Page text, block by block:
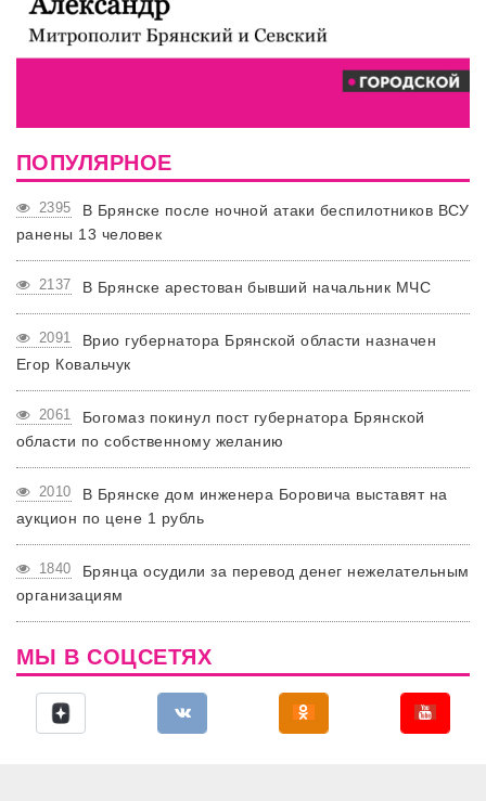
ПОПУЛЯРНОЕ
2395
В Брянске после ночной атаки беспилотников ВСУ
ранены 13 человек
2137 В Брянске арестован бывший начальник МЧС
2091
Врио губернатора Брянской области назначен
Егор Ковальчук
2061
Богомаз покинул пост губернатора Брянской
области по собственному желанию
2010
В Брянске дом инженера Боровича выставят на
аукцион по цене 1 рубль
1840
Брянца осудили за перевод денег нежелательным
организациям
МЫ В СОЦСЕТЯХ